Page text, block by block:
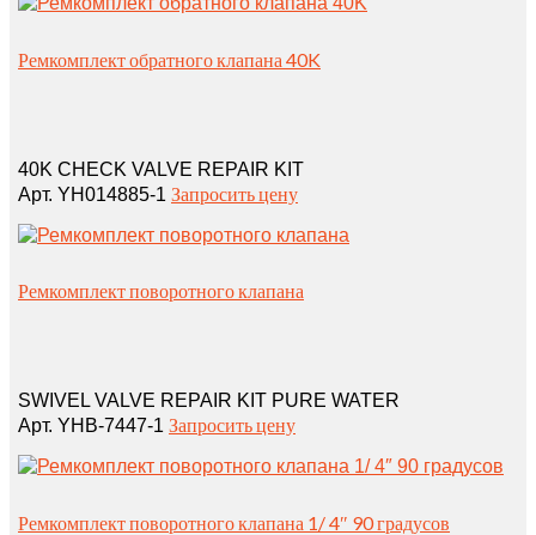
Ремкомплект обратного клапана 40K
40K CHECK VALVE REPAIR KIT
Арт. YH014885-1 Запросить цену
Ремкомплект поворотного клапана
SWIVEL VALVE REPAIR KIT PURE WATER
Арт. YHB-7447-1 Запросить цену
Ремкомплект поворотного клапана 1/ 4″ 90 градусов